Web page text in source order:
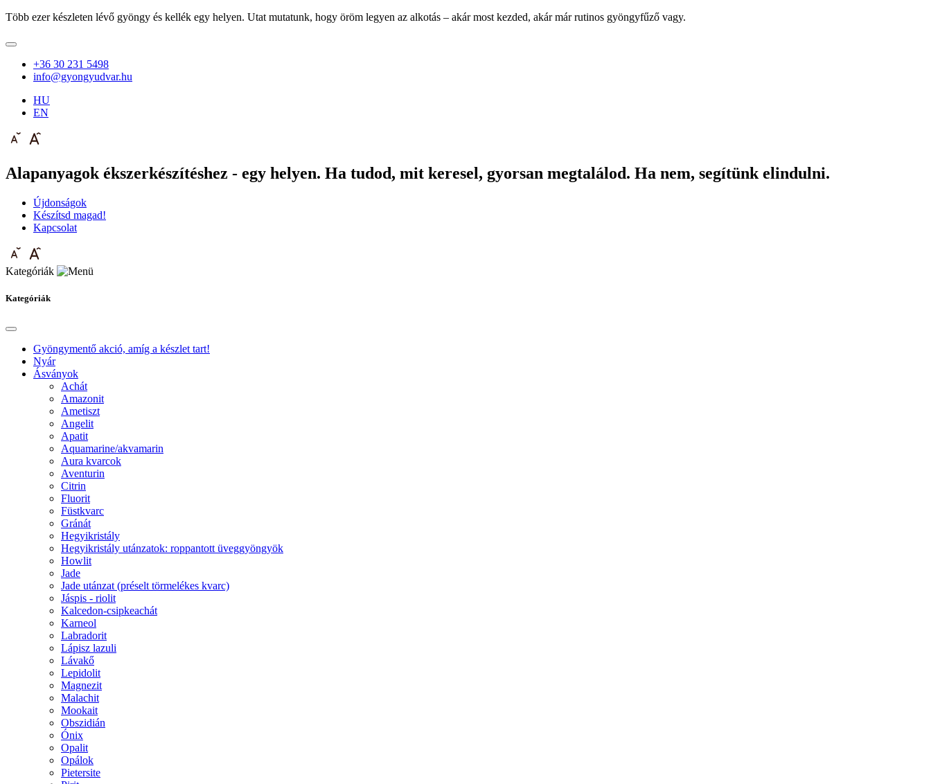
Több ezer készleten lévő gyöngy és kellék egy helyen. Utat mutatunk, hogy öröm legyen az alkotás – akár most kezded, akár már rutinos gyöngyfűző vagy.
+36 30 231 5498
info@gyongyudvar.hu
HU
EN
Alapanyagok ékszerkészítéshez - egy helyen. Ha tudod, mit keresel, gyorsan megtalálod. Ha nem, segítünk elindulni.
Újdonságok
Készítsd magad!
Kapcsolat
Kategóriák
Kategóriák
Gyöngymentő akció, amíg a készlet tart!
Nyár
Ásványok
Achát
Amazonit
Ametiszt
Angelit
Apatit
Aquamarine/akvamarin
Aura kvarcok
Aventurin
Citrin
Fluorit
Füstkvarc
Gránát
Hegyikristály
Hegyikristály utánzatok: roppantott üveggyöngyök
Howlit
Jade
Jade utánzat (préselt törmelékes kvarc)
Jáspis - riolit
Kalcedon-csipkeachát
Karneol
Labradorit
Lápisz lazuli
Lávakő
Lepidolit
Magnezit
Malachit
Mookait
Obszidián
Ónix
Opalit
Opálok
Pietersite